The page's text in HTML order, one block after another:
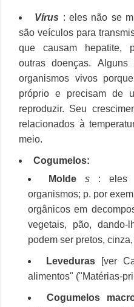
Vírus : eles não se
são veículos para
que causam hepatite,
outras doenças. Alguns
organismos vivos
próprio e precisam de
reproduzir. Seu
relacionados à
meio.
Cogumelos:
Moldes : eles
organismos; p. por
orgânicos em
vegetais, pão, dando-
podem ser pretos,
Leveduras [ver
alimentos" ("Matérias-
Cogumelos